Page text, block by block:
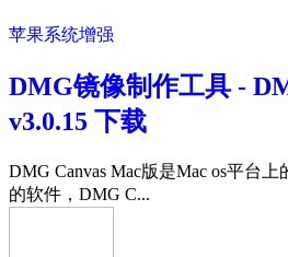
苹果系统增强
DMG镜像制作工具 -
v3.0.15 下载
DMG Canvas Mac版是Mac os平台
的软件，DMG C...